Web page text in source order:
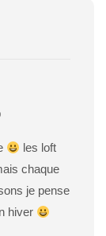
les loft
chaque
je pense
hiver